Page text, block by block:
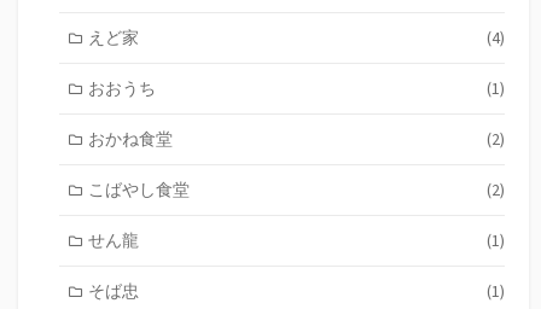
えど家 (4)
おおうち (1)
おかね食堂 (2)
こばやし食堂 (2)
せん龍 (1)
そば忠 (1)